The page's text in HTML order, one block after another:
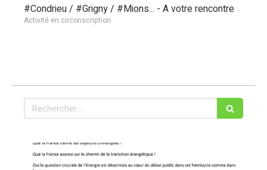
#Condrieu / #Grigny / #Mions... - A votre rencontre
Activité en circonscription
Rechercher